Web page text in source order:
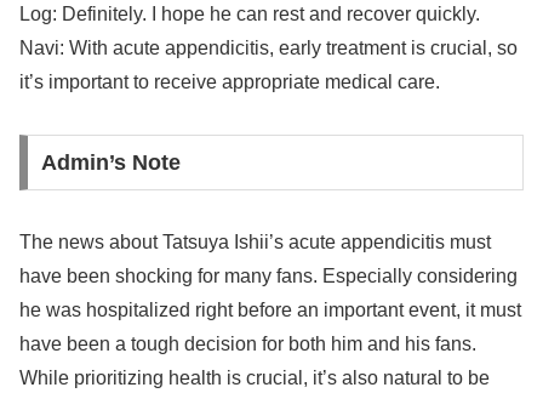
Log: Definitely. I hope he can rest and recover quickly.
Navi: With acute appendicitis, early treatment is crucial, so
it’s important to receive appropriate medical care.
Admin’s Note
The news about Tatsuya Ishii’s acute appendicitis must
have been shocking for many fans. Especially considering
he was hospitalized right before an important event, it must
have been a tough decision for both him and his fans.
While prioritizing health is crucial, it’s also natural to be